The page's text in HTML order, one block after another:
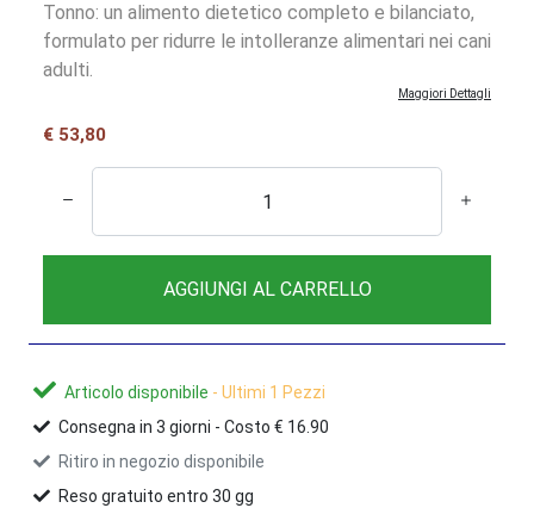
Tonno: un alimento dietetico completo e bilanciato,
formulato per ridurre le intolleranze alimentari nei cani
adulti.
Maggiori Dettagli
€ 53,80
AGGIUNGI AL CARRELLO
Articolo disponibile - Ultimi 1 Pezzi
Consegna in 3 giorni - Costo € 16.90
Ritiro in negozio disponibile
Reso gratuito entro 30 gg